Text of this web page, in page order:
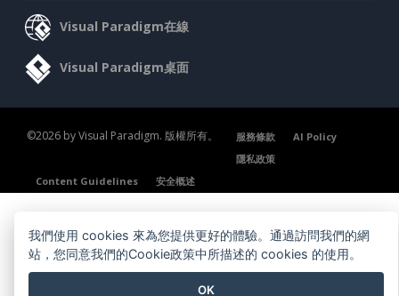
Visual Paradigm在線
Visual Paradigm桌面
©2026 by Visual Paradigm. 版權所有。 服務條款
AI Policy
隱私政策
Content Guidelines
安全概述
我們使用 cookies 來為您提供更好的體驗。通過訪問我們的網
站，您同意我們的Cookie政策中所描述的 cookies 的使用。
OK